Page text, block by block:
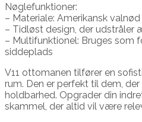
Nøglefunktioner:
– Materiale: Amerikansk
– Tidløst design, der udstråler
– Multifunktionel: Bruges som
siddeplads
V11 ottomanen tilfører en
rum. Den er perfekt til dem,
holdbarhed. Opgrader din
skammel, der altid vil være